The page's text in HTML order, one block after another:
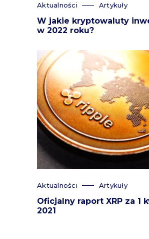
Aktualności Artykuły
W jakie kryptowaluty
w 2022 roku?
Aktualności Artykuły
Oficjalny raport XRP za 1
2021